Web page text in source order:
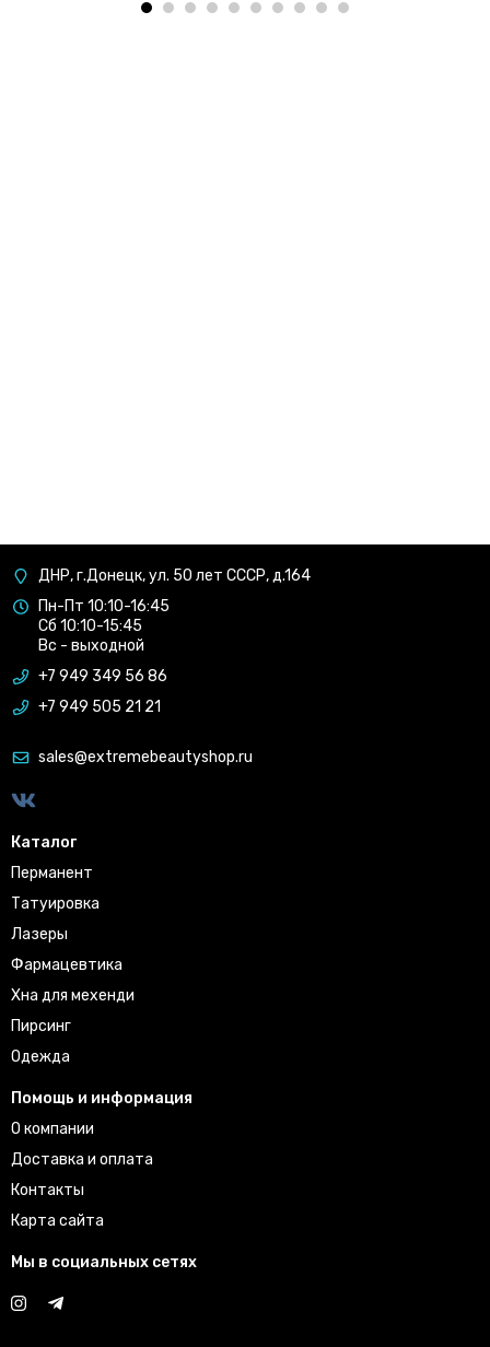
ДНР, г.Донецк, ул. 50 лет СССР, д.164
Пн-Пт 10:10-16:45
Сб 10:10-15:45
Вс - выходной
+7 949 349 56 86
+7 949 505 21 21
sales@extremebeautyshop.ru
Каталог
Перманент
Татуировка
Лазеры
Фармацевтика
Хна для мехенди
Пирсинг
Одежда
Помощь и информация
О компании
Доставка и оплата
Контакты
Карта сайта
Мы в социальных сетях